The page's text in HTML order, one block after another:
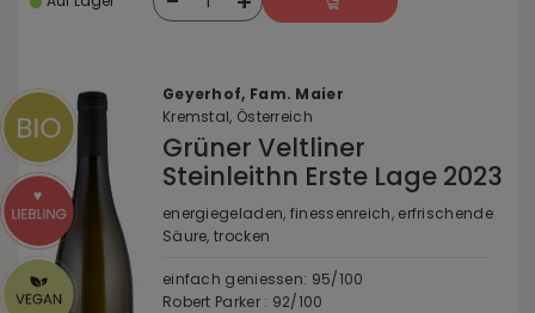
Geyerhof, Fam. Maier
Kremstal, Österreich
Grüner Veltliner
Steinleithn Erste Lage 2023
energiegeladen, finessenreich, erfrischende
Säure, trocken
einfach geniessen: 95/100
Robert Parker : 92/100